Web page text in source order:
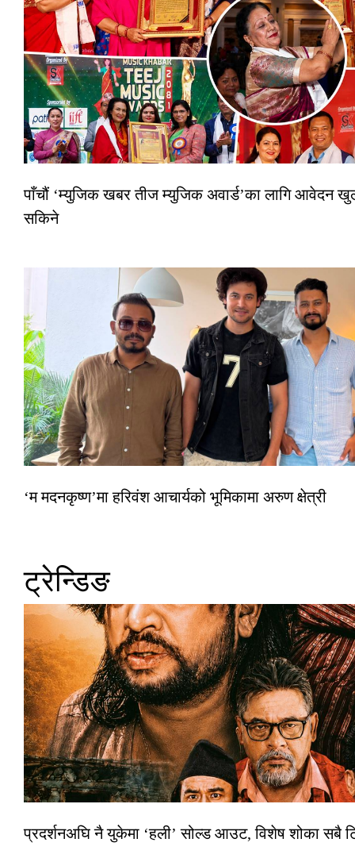
पाँचौं ‘म्युजिक खबर तीज म्युजिक अवार्ड’का लागि आवेदन
सकिने
‘म मदनकृष्ण’मा हरिवंश आचार्यको भूमिकामा अरुण क्षेत्री
ट्रेन्डिङ
प्रदर्शनअघि नै युकेमा ‘हली’ सोल्ड आउट, विशेष शोका सबै